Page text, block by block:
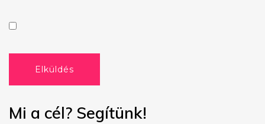
Elküldés
Mi a cél? Segítünk!